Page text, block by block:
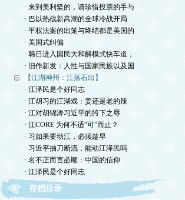
· 来到美利坚的，请珍惜投票的手与
· 巴以热战新高潮的全球冷战开局
· 平权法案的出笼与终结都是美国的
· 美国式纠偏
· 韩日进入国民大和解模式快车道，
· 旧作新发：人性与国家民族以及国
【江湖神州：江落石出】
· 江泽民是个好同志
· 江胡习的江湖戏：姜还是老的辣
· 江对胡锦涛习近平的胯下之辱
· 江CORE 为何不适“可”而止？
· 习如果要动江，必须趁早
· 习近平抽刀断流，能动江泽民吗
· 名不正而言必顺：中国的信仰
· 江泽民是个好同志
存档目录